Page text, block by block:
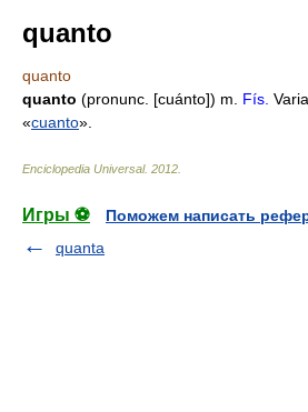
quanto
quanto
quanto (pronunc. [cuánto]) m. Fís.
«cuanto».
Enciclopedia Universal. 2012
Игры ⚽
Поможем написать
quanta